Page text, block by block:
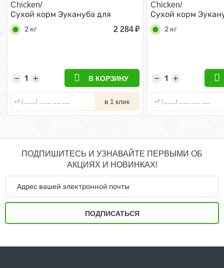
Chicken/
Сухой корм Эукануба для
взрослых кошек Вывод
волосяных комочков c Курицей
2 кг 2 284₽
+
− В КОРЗИНУ
в 1 клик
Chicken/
Сухой корм
Пожилых кошек с
2 кг
+
−
ПОДПИШИТЕСЬ И УЗНАВАЙТЕ ПЕРВЫМИ ОБ
АКЦИЯХ И НОВИНКАХ!
ПОДПИСАТЬСЯ